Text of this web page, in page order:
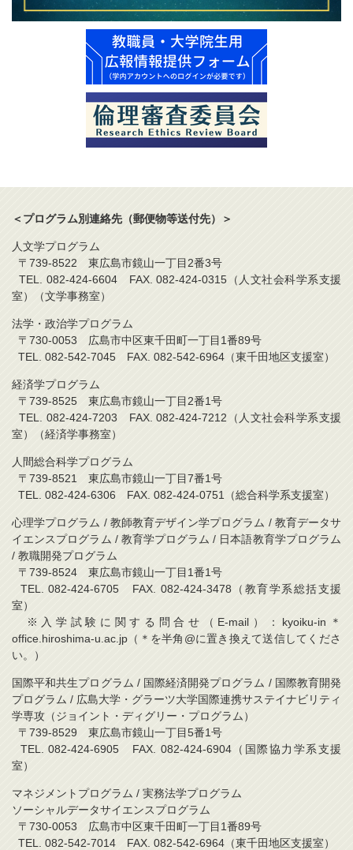
＜プログラム別連絡先（郵便物等送付先）＞
人文学プログラム
〒739-8522 東広島市鏡山一丁目2番3号
TEL. 082-424-6604 FAX. 082-424-0315（人文社会科学系支援
室）（文学事務室）
法学・政治学プログラム
〒730-0053 広島市中区東千田町一丁目1番89号
TEL. 082-542-7045 FAX. 082-542-6964（東千田地区支援室）
経済学プログラム
〒739-8525 東広島市鏡山一丁目2番1号
TEL. 082-424-7203 FAX. 082-424-7212（人文社会科学系支援
室）（経済学事務室）
人間総合科学プログラム
〒739-8521 東広島市鏡山一丁目7番1号
TEL. 082-424-6306 FAX. 082-424-0751（総合科学系支援室）
心理学プログラム / 教師教育デザイン学プログラム / 教育データサ
イエンスプログラム / 教育学プログラム / 日本語教育学プログラム
/ 教職開発プログラム
〒739-8524 東広島市鏡山一丁目1番1号
TEL. 082-424-6705 FAX. 082-424-3478（教育学系総括支援
室）
※入学試験に関する問合せ（E-mail）：kyoiku-in＊
office.hiroshima-u.ac.jp（＊を半角@に置き換えて送信してくださ
い。）
国際平和共生プログラム / 国際経済開発プログラム / 国際教育開発
プログラム / 広島大学・グラーツ大学国際連携サステイナビリティ
学専攻（ジョイント・ディグリー・プログラム）
〒739-8529 東広島市鏡山一丁目5番1号
TEL. 082-424-6905 FAX. 082-424-6904（国際協力学系支援
室）
マネジメントプログラム / 実務法学プログラム
ソーシャルデータサイエンスプログラム
〒730-0053 広島市中区東千田町一丁目1番89号
TEL. 082-542-7014 FAX. 082-542-6964（東千田地区支援室）